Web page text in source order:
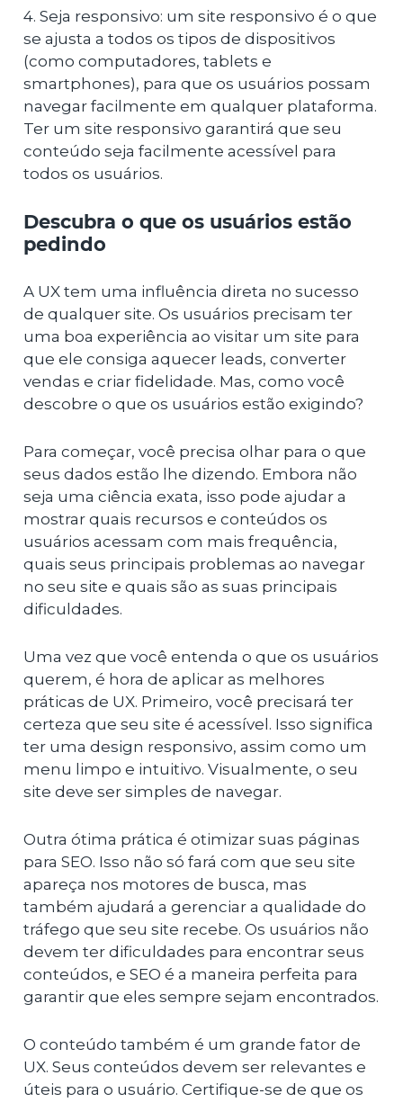
4. Seja responsivo: um site responsivo é o que
se ajusta a todos os tipos de dispositivos
(como computadores, tablets e
smartphones), para que os usuários possam
navegar facilmente em qualquer plataforma.
Ter um site responsivo garantirá que seu
conteúdo seja facilmente acessível para
todos os usuários.
Descubra o que os usuários estão
pedindo
A UX tem uma influência direta no sucesso
de qualquer site. Os usuários precisam ter
uma boa experiência ao visitar um site para
que ele consiga aquecer leads, converter
vendas e criar fidelidade. Mas, como você
descobre o que os usuários estão exigindo?
Para começar, você precisa olhar para o que
seus dados estão lhe dizendo. Embora não
seja uma ciência exata, isso pode ajudar a
mostrar quais recursos e conteúdos os
usuários acessam com mais frequência,
quais seus principais problemas ao navegar
no seu site e quais são as suas principais
dificuldades.
Uma vez que você entenda o que os usuários
querem, é hora de aplicar as melhores
práticas de UX. Primeiro, você precisará ter
certeza que seu site é acessível. Isso significa
ter uma design responsivo, assim como um
menu limpo e intuitivo. Visualmente, o seu
site deve ser simples de navegar.
Outra ótima prática é otimizar suas páginas
para SEO. Isso não só fará com que seu site
apareça nos motores de busca, mas
também ajudará a gerenciar a qualidade do
tráfego que seu site recebe. Os usuários não
devem ter dificuldades para encontrar seus
conteúdos, e SEO é a maneira perfeita para
garantir que eles sempre sejam encontrados.
O conteúdo também é um grande fator de
UX. Seus conteúdos devem ser relevantes e
úteis para o usuário. Certifique-se de que os